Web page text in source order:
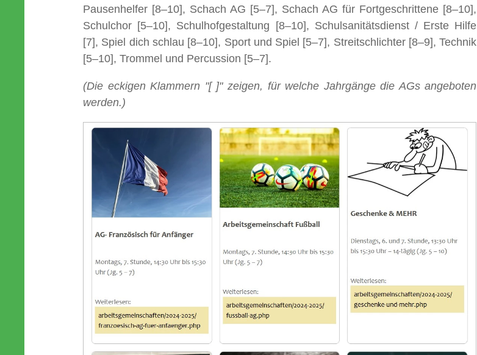
Pausenhelfer [8–10], Schach AG [5–7], Schach AG für Fortgeschrittene [8–10],
Schulchor [5–10], Schulhofgestaltung [8–10], Schulsanitätsdienst / Erste Hilfe
[7], Spiel dich schlau [8–10], Sport und Spiel [5–7], Streitschlichter [8–9], Technik
[5–10], Trommel und Percussion [5–7].
(Die eckigen Klammern "[ ]" zeigen, für welche Jahrgänge die AGs angeboten
werden.)